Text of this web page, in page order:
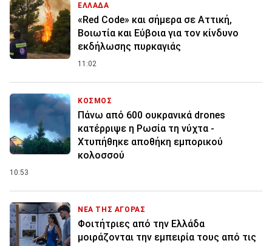
ΕΛΛΑΔΑ
«Red Code» και σήμερα σε Αττική,
Βοιωτία και Εύβοια για τον κίνδυνο
εκδήλωσης πυρκαγιάς
11:02
ΚΟΣΜΟΣ
Πάνω από 600 ουκρανικά drones
κατέρριψε η Ρωσία τη νύχτα -
Χτυπήθηκε αποθήκη εμπορικού
κολοσσού
10:53
ΝΕΑ ΤΗΣ ΑΓΟΡΑΣ
Φοιτήτριες από την Ελλάδα
μοιράζονται την εμπειρία τους από τις